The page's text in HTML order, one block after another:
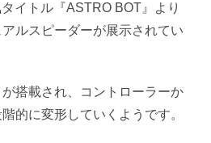
イトル『ASTRO BOT』より
ルスピーダーが展示されてい
搭載され、コントローラーか
的に変形していくようです。